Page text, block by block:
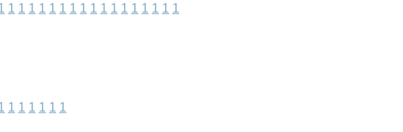
1 1 1 1 1 1 1 1 1 1 1 1 1 1 1 1 1
1 1 1 1 1 1